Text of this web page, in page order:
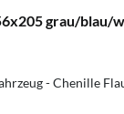
grau/blau/
- Chenille